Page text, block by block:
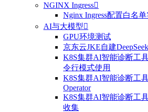
NGINX Ingress
Nginx Ingress配置白名
AI与大模型
GPU环境测试
京东云JKE自建
K8S集群AI智能诊断工
令行模式使用
K8S集群AI智能诊断工
Operator
K8S集群AI智能诊断工
收集